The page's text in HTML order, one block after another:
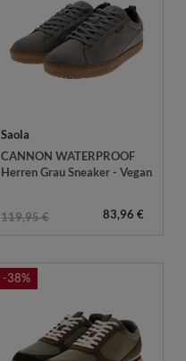
Saola
CANNON WATERPROOF
Herren Grau Sneaker - Vegan
119,95 € 83,96 €
-38%